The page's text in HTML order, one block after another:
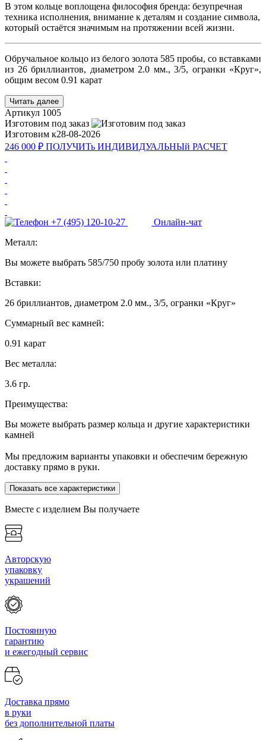
В этом кольце воплощена философия бренда: безупречная
техника исполнения, внимание к деталям и создание символа,
который остаётся значимым на протяжении всей жизни.
Обручальное кольцо из белого золота 585 пробы, со вставками
из 26 бриллиантов, диаметром 2.0 мм., 3/5, огранки «Круг»,
общим весом 0.91 карат
Читать далее
Артикул 1005
Изготовим под заказ
Изготовим к28-08-2026
246 000 ₽ ПОЛУЧИТь ИНДИВИДУАЛЬНЫй РАСЧЕТ
+7 (495) 120-10-27
Онлайн-чат
Металл:
Вы можете выбрать 585/750 пробу золота или платину
Вставки:
26 бриллиантов, диаметром 2.0 мм., 3/5, огранки «Круг»
Суммарный вес камней:
0.91 карат
Вес металла:
3.6 гр.
Преимущества:
Вы можете выбрать размер кольца и другие характеристики
камней
Мы предложим варианты упаковки и обеспечим бережную
доставку прямо в руки.
Показать все характеристики
Вместе с изделием Вы получаете
Авторскую
упаковку
украшений
Постоянную
гарантию
и ежегодный сервис
Доставка прямо
в руки
без дополнительной платы